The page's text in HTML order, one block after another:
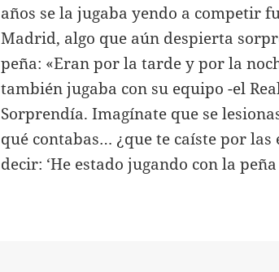
años se la jugaba yendo a competir
Madrid, algo que aún despierta
peña: «Eran por la tarde y por la
también jugaba con su equipo -el
Sorprendía. Imagínate que se
qué contabas… ¿que te caíste por las
decir: ‘He estado jugando con la